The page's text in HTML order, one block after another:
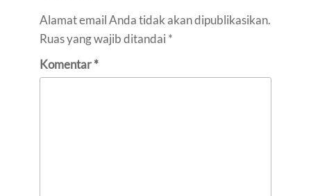
Alamat email Anda tidak akan dipublikasikan.
Ruas yang wajib ditandai *
Komentar*